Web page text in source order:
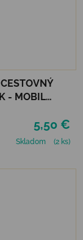
- MOBIL
5,50 €
Skladom (2 ks)